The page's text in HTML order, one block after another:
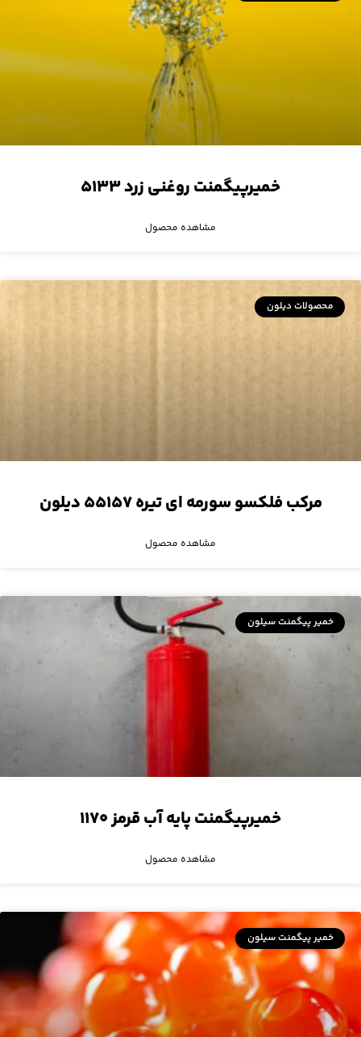
خمیرپیگمنت روغنی زرد ۵۱۳۳
مشاهده محصول
محصولات دیلون
مرکب فلکسو سورمه ای تیره ۵۵۱۵۷ دیلون
مشاهده محصول
خمیر پیگمنت سیلون
خمیرپیگمنت پایه آب قرمز ۱۱۷۰
مشاهده محصول
خمیر پیگمنت سیلون